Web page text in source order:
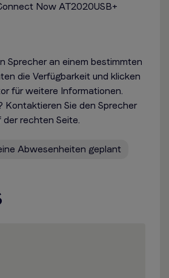
Now AT2020USB+
Sprecher an einem bestimmten
die Verfügbarkeit und klicken
für weitere Informationen.
Kontaktieren Sie den Sprecher
der rechten Seite.
Abwesenheiten geplant